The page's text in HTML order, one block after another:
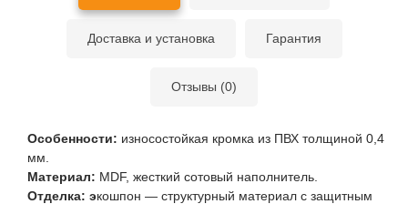
Доставка и установка Гарантия
Отзывы (0)
Особенности: износостойкая кромка из ПВХ толщиной 0,4
мм.
Материал: MDF, жесткий сотовый наполнитель.
Отделка: экошпон — структурный материал с защитным